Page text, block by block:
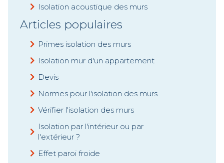
Isolation acoustique des murs
Articles populaires
Primes isolation des murs
Isolation mur d'un appartement
Devis
Normes pour l'isolation des murs
Vérifier l'isolation des murs
Isolation par l'intérieur ou par
l'extérieur ?
Effet paroi froide